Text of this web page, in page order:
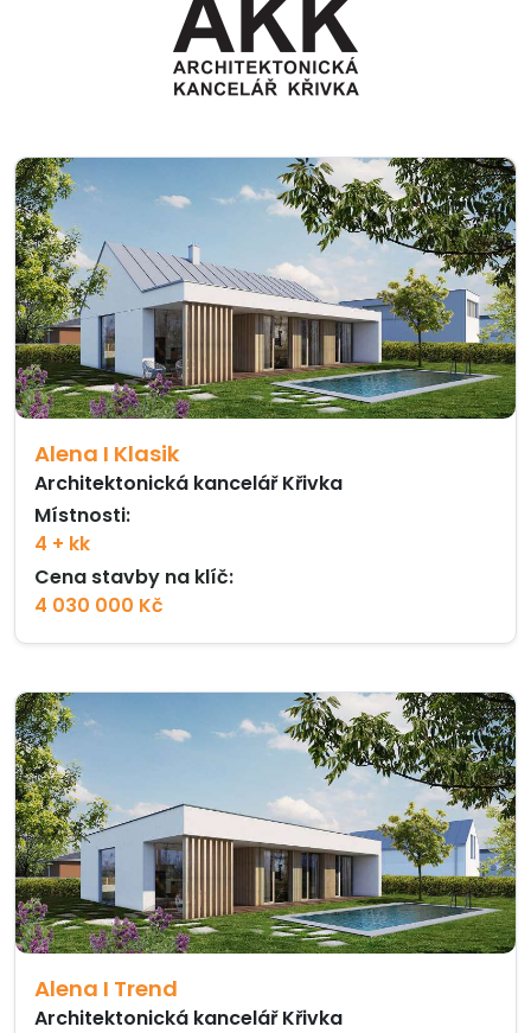
Alena I Klasik
Architektonická kancelář Křivka
Místnosti:
4 + kk
Cena stavby na klíč:
4 030 000 Kč
Alena I Trend
Architektonická kancelář Křivka